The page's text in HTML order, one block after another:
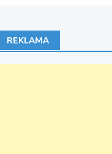
REKLAMA